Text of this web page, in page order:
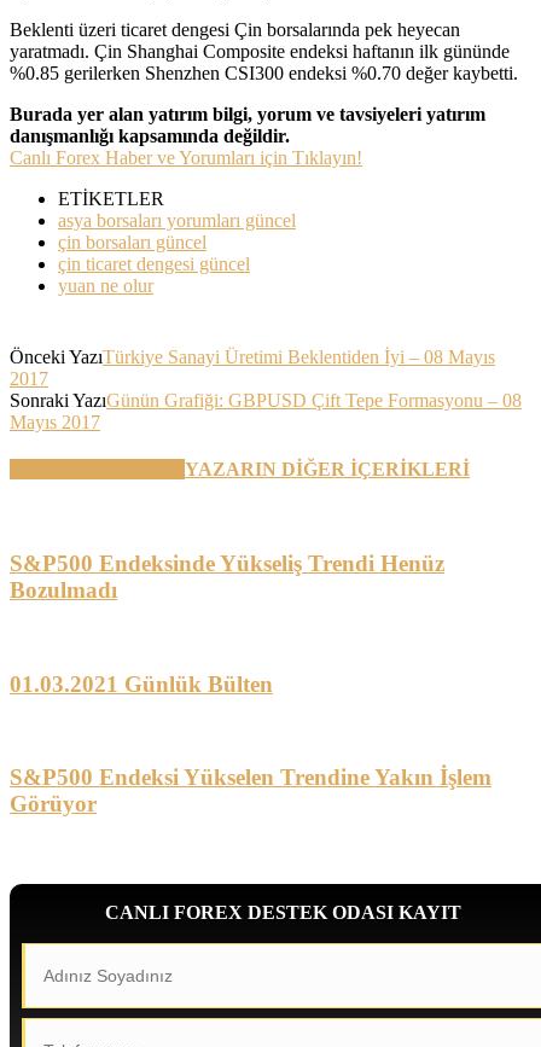
Beklenti üzeri ticaret dengesi Çin borsalarında pek heyecan
yaratmadı. Çin Shanghai Composite endeksi haftanın ilk gününde
%0.85 gerilerken Shenzhen CSI300 endeksi %0.70 değer kaybetti.
Burada yer alan yatırım bilgi, yorum ve tavsiyeleri yatırım
danışmanlığı kapsamında değildir.
Canlı Forex Haber ve Yorumları için Tıklayın!
ETİKETLER
asya borsaları yorumları güncel
çin borsaları güncel
çin ticaret dengesi güncel
yuan ne olur
Önceki YazıTürkiye Sanayi Üretimi Beklentiden İyi – 08 Mayıs
2017
Sonraki YazıGünün Grafiği: GBPUSD Çift Tepe Formasyonu – 08
Mayıs 2017
YAZARIN DİĞER İÇERİKLERİ
S&P500 Endeksinde Yükseliş Trendi Henüz
Bozulmadı
01.03.2021 Günlük Bülten
S&P500 Endeksi Yükselen Trendine Yakın İşlem
Görüyor
CANLI FOREX DESTEK ODASI KAYIT